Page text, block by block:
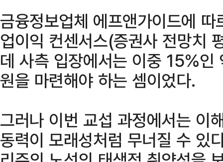
금융정보업체 에프앤가이드에
업이익 컨센서스(증권사 전망
데 사측 입장에서는 이중 15%
원을 마련해야 하는 셈이었다.
그러나 이번 교섭 과정에서는 이
동력이 모래성처럼 무너질 수 있